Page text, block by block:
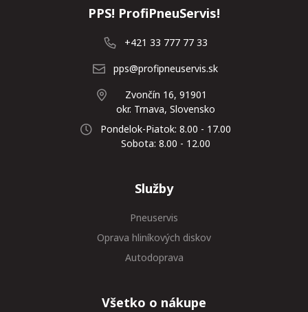
PPS! ProfiPneuServis!
+421 33 777 77 33
pps@profipneuservis.sk
Zvončín 16, 91901
okr. Trnava, Slovensko
Pondelok-Piatok: 8.00 - 17.00
Sobota: 8.00 - 12.00
Služby
Pneuservis
Oprava hliníkových diskov
Autodoprava
Všetko o nákupe